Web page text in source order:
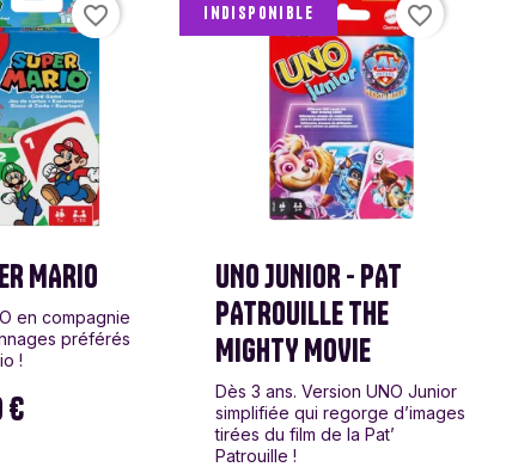
MARIO
en compagnie
préférés
!
€
favorite_border Indisponible
UNO JUNIOR - PAT
PATROUILLE THE
MIGHTY MOVIE
Dès 3 ans. Version UNO Junior
simplifiée qui regorge d’images
tirées du film de la Pat’
Patrouille !
favorite_border